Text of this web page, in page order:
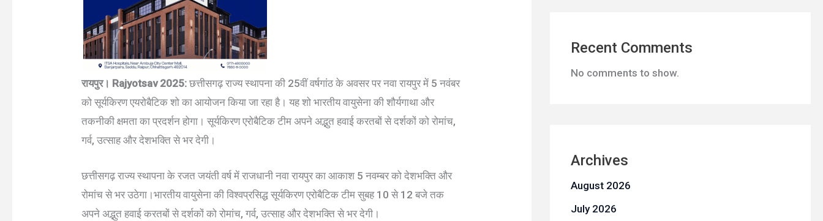
रायपुर। Rajyotsav 2025: छत्तीसगढ़ राज्य स्थापना की 25वीं वर्षगांठ के अवसर पर नवा रायपुर में 5 नवंबर
को सूर्यकिरण एयरोबैटिक शो का आयोजन किया जा रहा है। यह शो भारतीय वायुसेना की शौर्यगाथा और
तकनीकी क्षमता का प्रदर्शन होगा। सूर्यकिरण एरोबैटिक टीम अपने अद्भुत हवाई करतबों से दर्शकों को रोमांच,
गर्व, उत्साह और देशभक्ति से भर देगी।
छत्तीसगढ़ राज्य स्थापना के रजत जयंती वर्ष में राजधानी नवा रायपुर का आकाश 5 नवम्बर को देशभक्ति और
रोमांच से भर उठेगा।भारतीय वायुसेना की विश्वप्रसिद्ध सूर्यकिरण एरोबैटिक टीम सुबह 10 से 12 बजे तक
अपने अद्भुत हवाई करतबों से दर्शकों को रोमांच, गर्व, उत्साह और देशभक्ति से भर देगी।
Recent Comments
No comments to show.
Archives
August 2026
July 2026